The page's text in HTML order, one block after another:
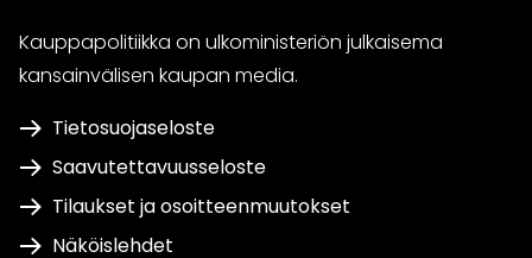
Kauppapolitiikka on ulkoministeriön julkaisema
kansainvälisen kaupan media.
Tietosuojaseloste
Saavutettavuusseloste
Tilaukset ja osoitteenmuutokset
Näköislehdet